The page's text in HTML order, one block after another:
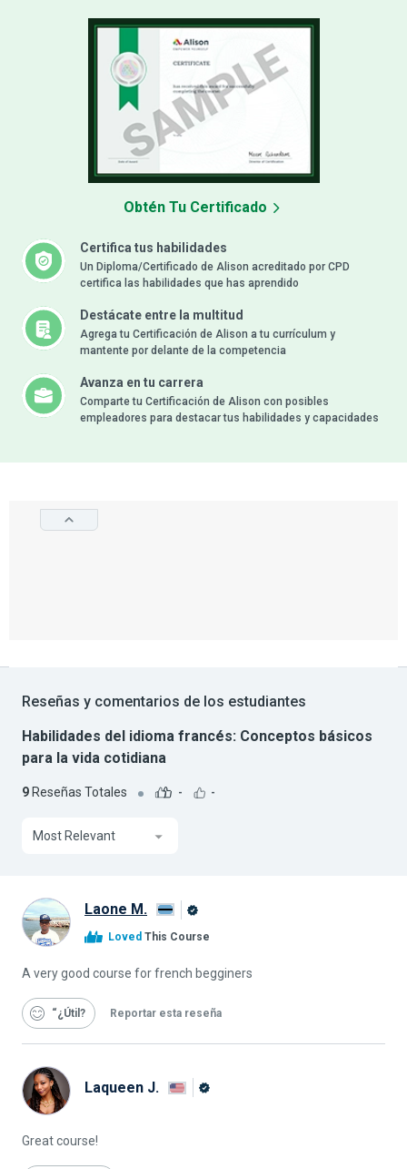
Certifica tus habilidades
Un Diploma/Certificado de Alison acreditado por CPD
certifica las habilidades que has aprendido
Destácate entre la multitud
Agrega tu Certificación de Alison a tu currículum y
mantente por delante de la competencia
Avanza en tu carrera
Comparte tu Certificación de Alison con posibles
empleadores para destacar tus habilidades y capacidades
Obtén Tu Certificado
Reseñas y comentarios de los estudiantes
Habilidades del idioma francés: Conceptos básicos
para la vida cotidiana
9 Reseñas Totales - -
Most Relevant
Laone M.
Alison
Loved This Course
A very good course for french begginers
“¿Útil Reportar esta reseña
Laqueen J.
Great course!